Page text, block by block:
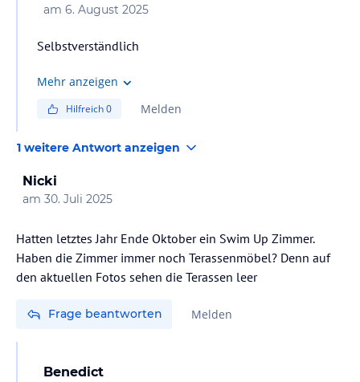
am 6. August 2025
Selbstverständlich
Mehr anzeigen
Hilfreich0 Melden
1 weitere Antwort anzeigen
Nicki
am 30. Juli 2025
Hatten letztes Jahr Ende Oktober ein Swim Up Zimmer.
Haben die Zimmer immer noch Terassenmöbel? Denn auf
den aktuellen Fotos sehen die Terassen leer
Frage beantworten Melden
Benedict